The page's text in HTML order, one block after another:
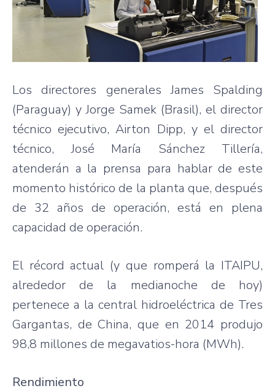
Los directores generales James Spalding
(Paraguay) y Jorge Samek (Brasil), el director
técnico ejecutivo, Airton Dipp, y el director
técnico, José María Sánchez Tillería,
atenderán a la prensa para hablar de este
momento histórico de la planta que, después
de 32 años de operación, está en plena
capacidad de operación.
El récord actual (y que romperá la ITAIPU,
alrededor de la medianoche de hoy)
pertenece a la central hidroeléctrica de Tres
Gargantas, de China, que en 2014 produjo
98,8 millones de megavatios-hora (MWh).
Rendimiento